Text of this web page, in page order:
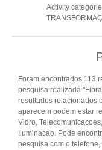
Activity
Foram encontrados 113
pesquisa realizada
resultados relacionados
aparecem podem estar
Vidro,
Iluminacao. Pode
pesquisa com o